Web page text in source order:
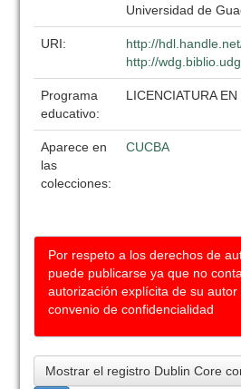
Universidad de
URI:
http://
http://
Programa
educativo:
LICENCIATURA
Aparece en
las
colecciones:
CUCBA
Por respeto a los derechos de
puede publicarse ya que no
autorización explícita de su
convenio de confidencialidad
Mostrar el registro Dublin Core